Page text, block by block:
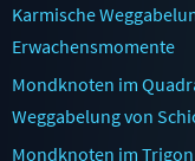
Karmische
Erwachensmomente
Mondknoten im
Weggabelung von
Mondknoten im